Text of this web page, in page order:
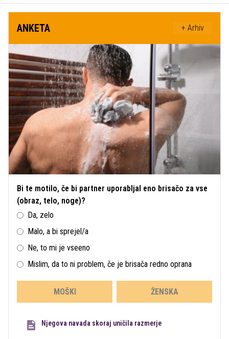
ANKETA + Arhiv
Bi te motilo, če bi partner uporabljal eno brisačo za vse
(obraz, telo, noge)?
Da, zelo
Malo, a bi sprejel/a
Ne, to mi je vseeno
Mislim, da to ni problem, če je brisača redno oprana
MOŠKI ŽENSKA
Njegova navada skoraj uničila razmerje